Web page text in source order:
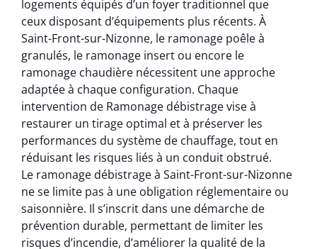
logements équipés d’un foyer traditionnel que
ceux disposant d’équipements plus récents. À
Saint-Front-sur-Nizonne, le ramonage poêle à
granulés, le ramonage insert ou encore le
ramonage chaudière nécessitent une approche
adaptée à chaque configuration. Chaque
intervention de Ramonage débistrage vise à
restaurer un tirage optimal et à préserver les
performances du système de chauffage, tout en
réduisant les risques liés à un conduit obstrué.
Le ramonage débistrage à Saint-Front-sur-Nizonne
ne se limite pas à une obligation réglementaire ou
saisonnière. Il s’inscrit dans une démarche de
prévention durable, permettant de limiter les
risques d’incendie, d’améliorer la qualité de la